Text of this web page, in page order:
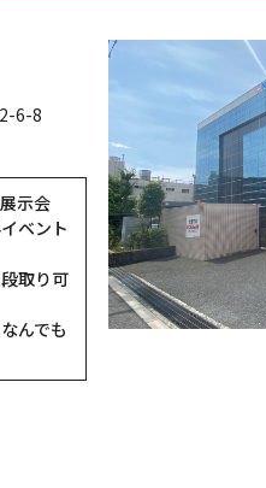
6-8
示会
ベント
取り可
んでも